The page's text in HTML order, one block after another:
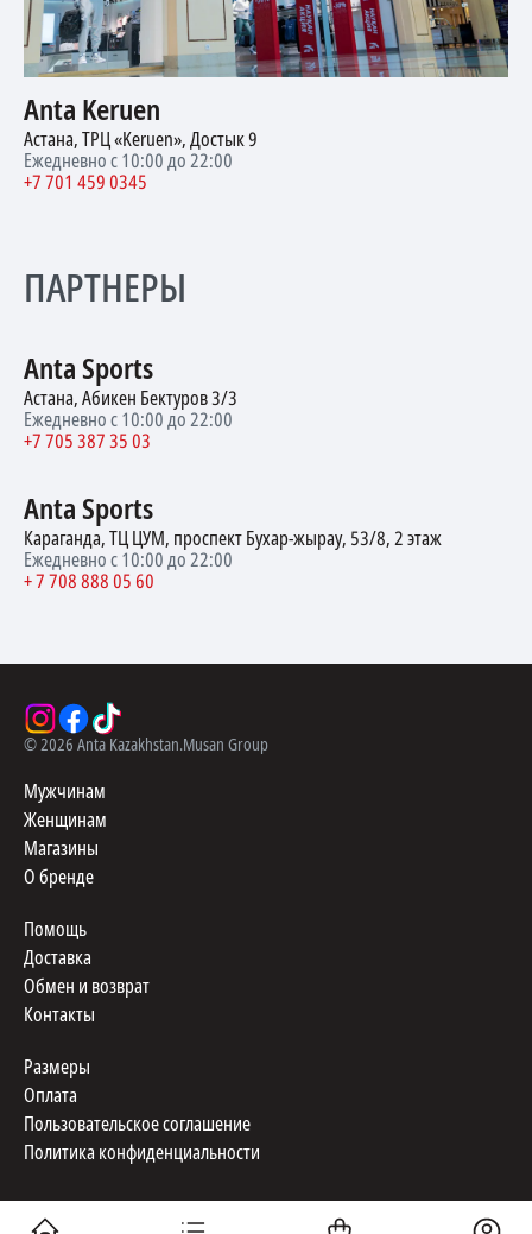
Anta Keruen
Астана, ТРЦ «Keruen», Достык 9
Ежедневно с 10:00 до 22:00
+7 701 459 0345
ПАРТНЕРЫ
Anta Sports
Астана, Абикен Бектуров 3/3
Ежедневно с 10:00 до 22:00
+7 705 387 35 03
Anta Sports
Караганда, ТЦ ЦУМ, проспект Бухар-жырау, 53/8, 2 этаж
Ежедневно с 10:00 до 22:00
+ 7 708 888 05 60
©2026 Anta Kazakhstan.Musan Group
Мужчинам
Женщинам
Магазины
О бренде
Помощь
Доставка
Обмен и возврат
Контакты
Размеры
Оплата
Пользовательское соглашение
Политика конфиденциальности